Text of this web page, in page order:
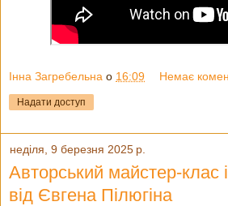
Інна Загребельна о 16:09 Немає
Надати доступ
неділя, 9 березня 2025 р.
Авторський майстер-клас
від Євгена Пілюгіна